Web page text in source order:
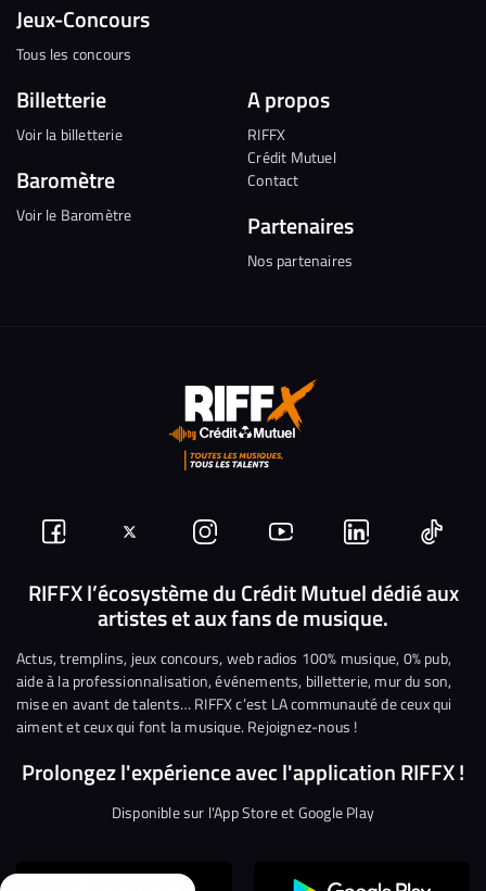
Jeux-Concours
Tous les concours
Billetterie
Voir la billetterie
Baromètre
Voir le Baromètre
A propos
RIFFX
Crédit Mutuel
Contact
Partenaires
Nos partenaires
Suivez-
nous
Facebook
Suivez-
nous
sur
Twitter
Nous
rejoindre
sur
Instagram
Nous
rejoindre
sur
YouTube
Nous
rejoindre
sur
Linkedin
Nous
RIFFX l’écosystème du Crédit Mutuel dédié aux
artistes et aux fans de musique.
Actus, tremplins, jeux concours, web radios 100% musique, 0% pub,
aide à la professionnalisation, événements, billetterie, mur du son,
mise en avant de talents… RIFFX c’est LA communauté de ceux qui
aiment et ceux qui font la musique. Rejoignez-nous !
Prolongez l'expérience avec l'application RIFFX !
Disponible sur l'App Store et Google Play